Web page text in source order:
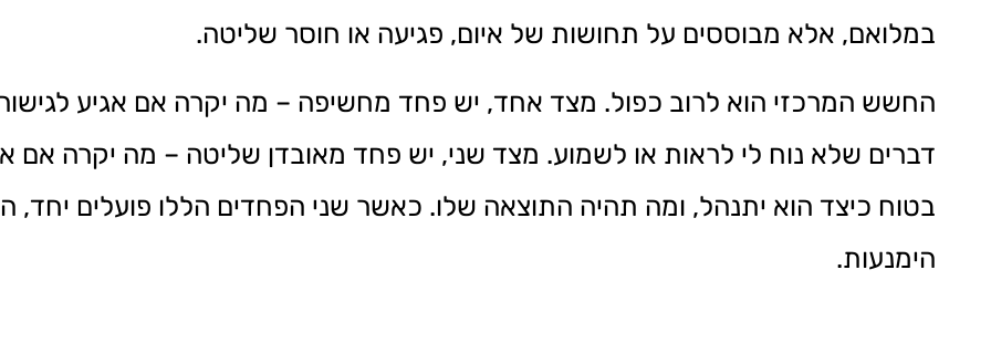
במלואם, אלא מבוססים על תחושות של איום, פגיעה או חוסר שליטה.
החשש המרכזי הוא לרוב כפול. מצד אחד, יש פחד מחשיפה – מה יקרה אם אגיע
דברים שלא נוח לי לראות או לשמוע. מצד שני, יש פחד מאובדן שליטה – מה יקרה אם
בטוח כיצד הוא יתנהל, ומה תהיה התוצאה שלו. כאשר שני הפחדים הללו פועלים יחד,
הימנעות.